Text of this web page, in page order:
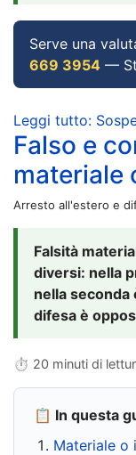
Serve una
669 3954 —
Leggi tutto:
Falso e
materiale
Arresto all'estero e
Falsità
diversi: nella
nella seconda
difesa è
⏱ 20 minuti di
📋 In questa
Materiale o